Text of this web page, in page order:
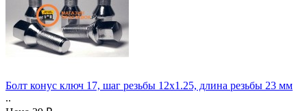
Болт конус ключ 17, шаг резьбы 12x1.25, длина резьбы 23 мм
..